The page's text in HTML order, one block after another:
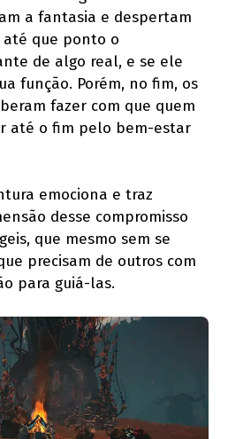
a fantasia e despertam
até que ponto o
de algo real, e se ele
função. Porém, no fim, os
fazer com que quem
até o fim pelo bem-estar
emociona e traz
desse compromisso
que mesmo sem se
precisam de outros com
para guiá-las.